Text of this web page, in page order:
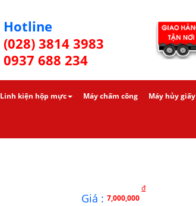
Hotline
(028) 3814 3983
0937 688 234
Linh kiện hộp mực Máy chấm công Máy hủy giấy
Giá :7,000,000
đ